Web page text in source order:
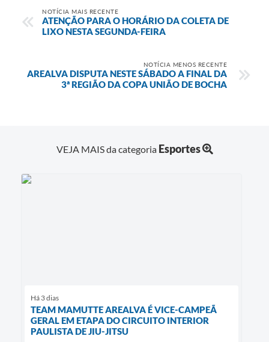
NOTÍCIA MAIS RECENTE
ATENÇÃO PARA O HORÁRIO DA COLETA DE
LIXO NESTA SEGUNDA-FEIRA
NOTÍCIA MENOS RECENTE
AREALVA DISPUTA NESTE SÁBADO A FINAL DA
3ª REGIÃO DA COPA UNIÃO DE BOCHA
VEJA MAIS da categoria Esportes
Há 3 dias
TEAM MAMUTTE AREALVA É VICE-CAMPEÃ
GERAL EM ETAPA DO CIRCUITO INTERIOR
PAULISTA DE JIU-JITSU